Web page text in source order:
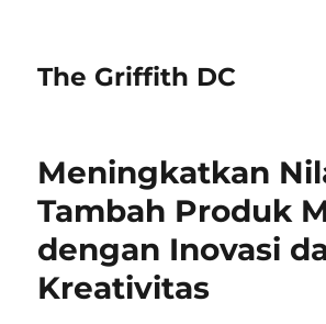
The Griffith DC
Meningkatkan
Tambah Produk
dengan Inovasi
Kreativitas